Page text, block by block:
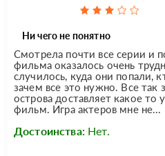
Ни чего не понятно
Смотрела почти все серии и
фильма оказалось очень
случилось, куда они попали,
зачем все это нужно. Все так
острова доставляет какое то
фильм. Игра актеров мне не...
Достоинства: Нет.